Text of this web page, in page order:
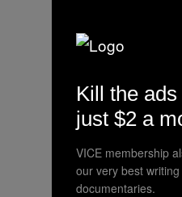
Kill the
just $2 a
VICE membership
our very best
documentaries.